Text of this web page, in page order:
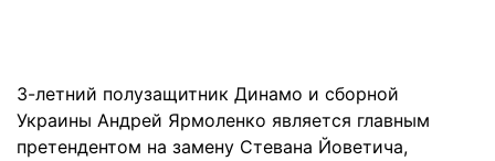
3-летний полузащитник Динамо и сборной
Украины Андрей Ярмоленко является главным
претендентом на замену Стевана Йоветича,